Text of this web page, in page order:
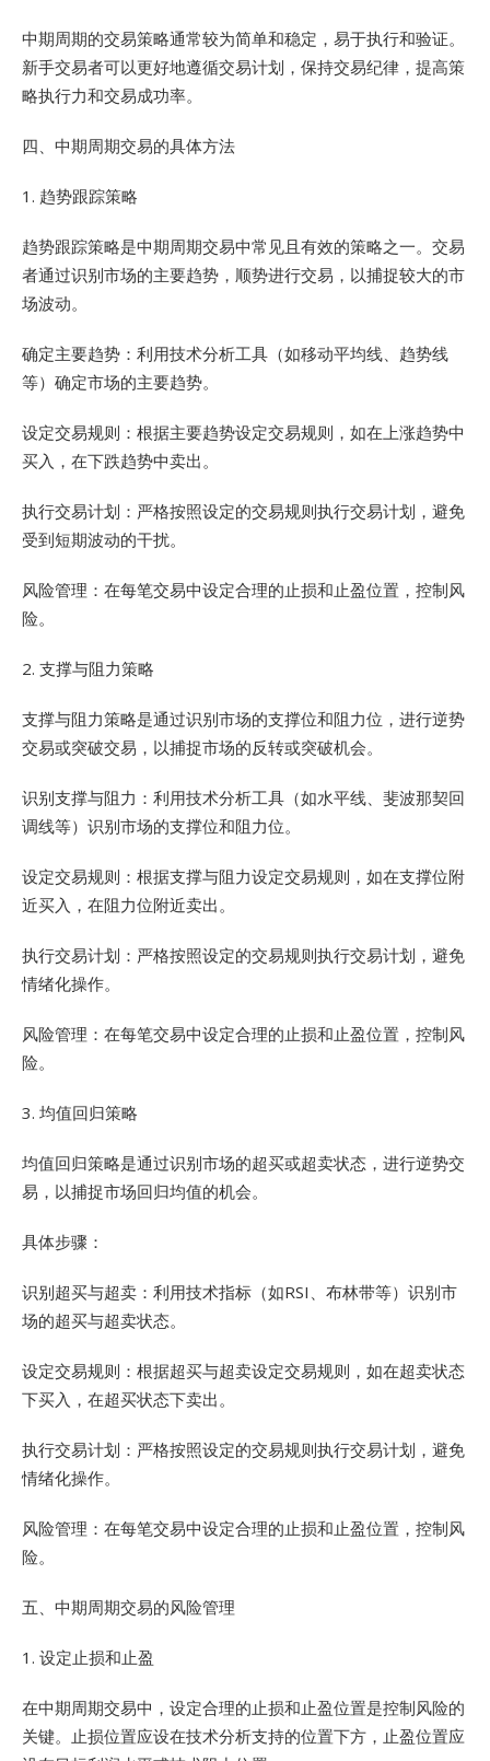
中期周期的交易策略通常较为简单和稳定，易于执行和验证。
新手交易者可以更好地遵循交易计划，保持交易纪律，提高策
略执行力和交易成功率。
四、中期周期交易的具体方法
1. 趋势跟踪策略
趋势跟踪策略是中期周期交易中常见且有效的策略之一。交易
者通过识别市场的主要趋势，顺势进行交易，以捕捉较大的市
场波动。
确定主要趋势：利用技术分析工具（如移动平均线、趋势线
等）确定市场的主要趋势。
设定交易规则：根据主要趋势设定交易规则，如在上涨趋势中
买入，在下跌趋势中卖出。
执行交易计划：严格按照设定的交易规则执行交易计划，避免
受到短期波动的干扰。
风险管理：在每笔交易中设定合理的止损和止盈位置，控制风
险。
2. 支撑与阻力策略
支撑与阻力策略是通过识别市场的支撑位和阻力位，进行逆势
交易或突破交易，以捕捉市场的反转或突破机会。
识别支撑与阻力：利用技术分析工具（如水平线、斐波那契回
调线等）识别市场的支撑位和阻力位。
设定交易规则：根据支撑与阻力设定交易规则，如在支撑位附
近买入，在阻力位附近卖出。
执行交易计划：严格按照设定的交易规则执行交易计划，避免
情绪化操作。
风险管理：在每笔交易中设定合理的止损和止盈位置，控制风
险。
3. 均值回归策略
均值回归策略是通过识别市场的超买或超卖状态，进行逆势交
易，以捕捉市场回归均值的机会。
具体步骤：
识别超买与超卖：利用技术指标（如RSI、布林带等）识别市
场的超买与超卖状态。
设定交易规则：根据超买与超卖设定交易规则，如在超卖状态
下买入，在超买状态下卖出。
执行交易计划：严格按照设定的交易规则执行交易计划，避免
情绪化操作。
风险管理：在每笔交易中设定合理的止损和止盈位置，控制风
险。
五、中期周期交易的风险管理
1. 设定止损和止盈
在中期周期交易中，设定合理的止损和止盈位置是控制风险的
关键。止损位置应设在技术分析支持的位置下方，止盈位置应